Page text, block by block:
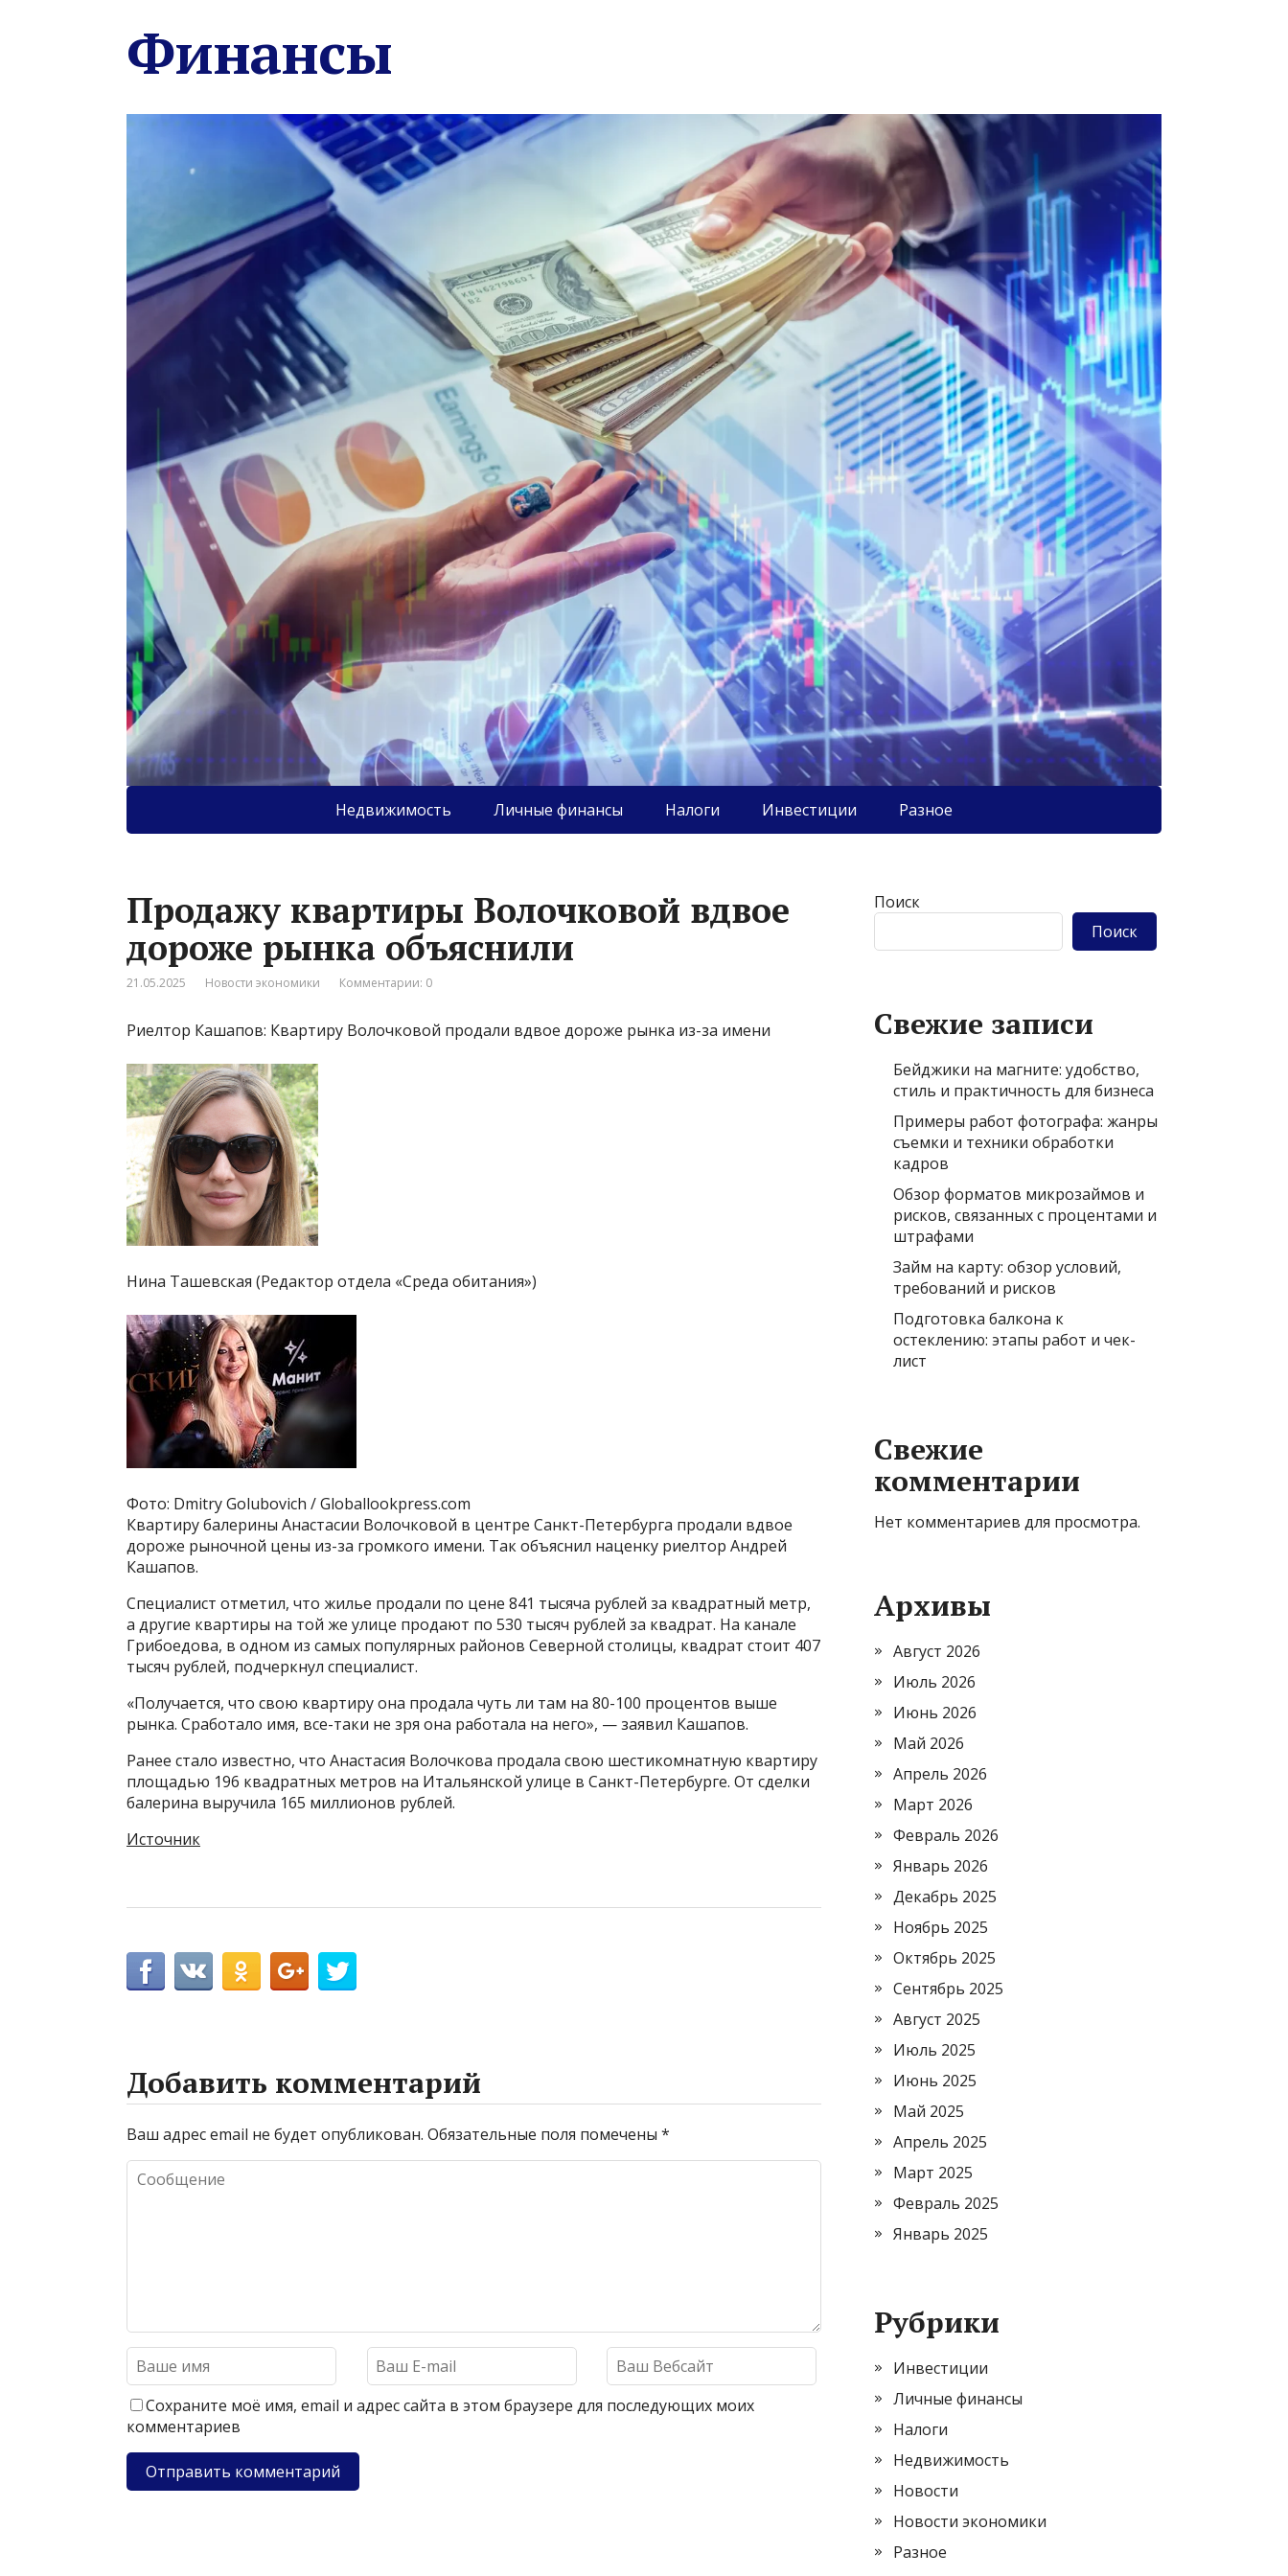
Финансы
Недвижимость Личные финансы Налоги Инвестиции Разное
Продажу квартиры Волочковой вдвое
дороже рынка объяснили
21.05.2025 Новости экономики Комментарии: 0
Риелтор Кашапов: Квартиру Волочковой продали вдвое дороже рынка из-за имени
Нина Ташевская (Редактор отдела «Среда обитания»)
Фото: Dmitry Golubovich / Globallookpress.com
Квартиру балерины Анастасии Волочковой в центре Санкт-Петербурга продали вдвое
дороже рыночной цены из-за громкого имени. Так объяснил наценку риелтор Андрей
Кашапов.
Специалист отметил, что жилье продали по цене 841 тысяча рублей за квадратный метр,
а другие квартиры на той же улице продают по 530 тысяч рублей за квадрат. На канале
Грибоедова, в одном из самых популярных районов Северной столицы, квадрат стоит 407
тысяч рублей, подчеркнул специалист.
«Получается, что свою квартиру она продала чуть ли там на 80-100 процентов выше
рынка. Сработало имя, все-таки не зря она работала на него», — заявил Кашапов.
Ранее стало известно, что Анастасия Волочкова продала свою шестикомнатную квартиру
площадью 196 квадратных метров на Итальянской улице в Санкт-Петербурге. От сделки
балерина выручила 165 миллионов рублей.
Источник
Добавить комментарий
Ваш адрес email не будет опубликован. Обязательные поля помечены *
Сохраните моё имя, email и адрес сайта в этом браузере для последующих моих
комментариев
Поиск
Поиск
Свежие записи
Бейджики на магните: удобство,
стиль и практичность для бизнеса
Примеры работ фотографа: жанры
съемки и техники обработки
кадров
Обзор форматов микрозаймов и
рисков, связанных с процентами и
штрафами
Займ на карту: обзор условий,
требований и рисков
Подготовка балкона к
остеклению: этапы работ и чек-
лист
Свежие
комментарии
Нет комментариев для просмотра.
Архивы
Август 2026
Июль 2026
Июнь 2026
Май 2026
Апрель 2026
Март 2026
Февраль 2026
Январь 2026
Декабрь 2025
Ноябрь 2025
Октябрь 2025
Сентябрь 2025
Август 2025
Июль 2025
Июнь 2025
Май 2025
Апрель 2025
Март 2025
Февраль 2025
Январь 2025
Рубрики
Инвестиции
Личные финансы
Налоги
Недвижимость
Новости
Новости экономики
Разное